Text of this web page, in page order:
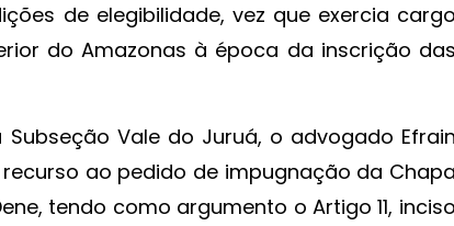
de elegibilidade, vez que exercia
do Amazonas à época da inscrição
Vale do Juruá, o advogado
ao pedido de impugnação da
tendo como argumento o Artigo 11,